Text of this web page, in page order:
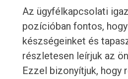
Az ügyfélkapcsolati
pozícióban fontos,
készségeinket és
részletesen leírjuk az
Ezzel bizonyítjuk, hogy